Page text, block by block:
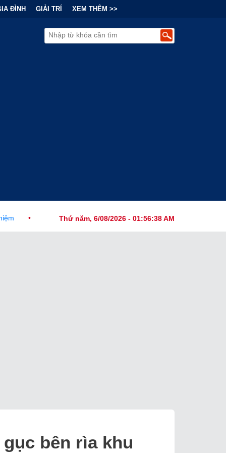
ĐÌNH GIẢI TRÍ XEM THÊM >>
Thứ năm, 6/08/2026 - 01:56:39 AM
Thức Ban Hành Lệnh Cấm Robot Hút Bụi Thông Minh Sản Xuất
bên rìa khu